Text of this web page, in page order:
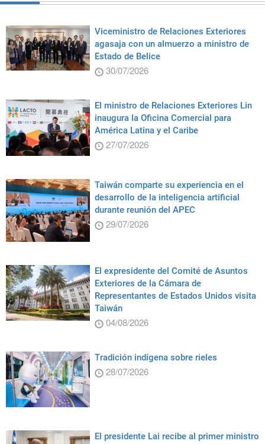
Viceministro de Relaciones Exteriores
agasaja con un almuerzo a ministro de
Estado de Belice
30/07/2026
El ministro de Relaciones Exteriores Lin
inaugura la Oficina Comercial para
América Latina y el Caribe
27/07/2026
Taiwán comparte su experiencia en el
desarrollo de la inteligencia artificial
durante reunión del APEC
29/07/2026
El expresidente del Comité de Asuntos
Exteriores de la Cámara de
Representantes de Estados Unidos visita
Taiwán
04/08/2026
Tradición indígena sobre rieles
28/07/2026
El presidente Lai recibe al primer ministro